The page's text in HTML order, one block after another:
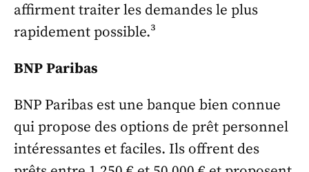
affirment traiter les demandes le plus
rapidement possible.³
BNP Paribas
BNP Paribas est une banque bien connue
qui propose des options de prêt personnel
intéressantes et faciles. Ils offrent des